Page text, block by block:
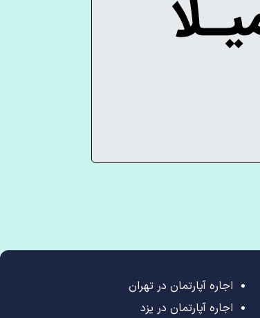
اجاره آپارتمان در تهران
اجاره آپارتمان در یزد